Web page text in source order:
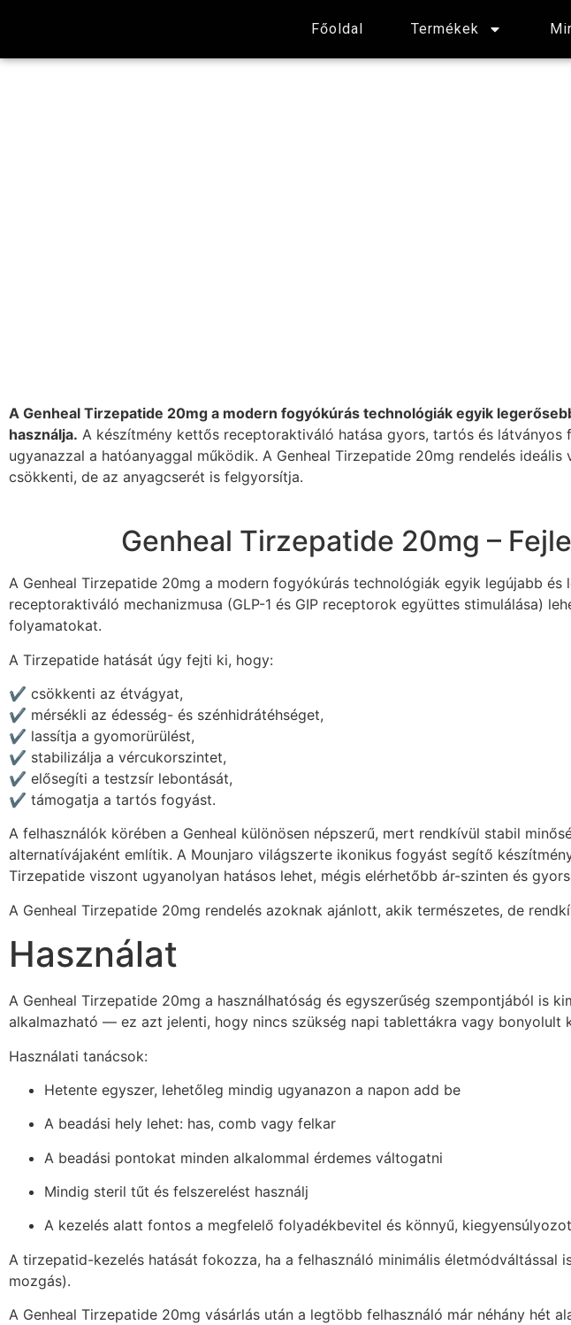
Főoldal Termékek
A Genheal Tirzepatide 20mg a modern fogyókúrás technológiák egyik
használja. A készítmény kettős receptoraktiváló hatása gyors, tartós és
ugyanazzal a hatóanyaggal működik. A Genheal Tirzepatide 20mg rendelés
csökkenti, de az anyagcserét is felgyorsítja.
Genheal Tirzepatide 20mg –
A Genheal Tirzepatide 20mg a modern fogyókúrás technológiák egyik legújabb
receptoraktiváló mechanizmusa (GLP-1 és GIP receptorok együttes stimulálása)
folyamatokat.
A Tirzepatide hatását úgy fejti ki, hogy:
✔️ csökkenti az étvágyat,
✔️ mérsékli az édesség- és szénhidrátéhséget,
✔️ lassítja a gyomorürülést,
✔️ stabilizálja a vércukorszintet,
✔️ elősegíti a testzsír lebontását,
✔️ támogatja a tartós fogyást.
A felhasználók körében a Genheal különösen népszerű, mert rendkívül stabil
alternatívájaként említik. A Mounjaro világszerte ikonikus fogyást segítő
Tirzepatide viszont ugyanolyan hatásos lehet, mégis elérhetőbb ár-szinten és
A Genheal Tirzepatide 20mg rendelés azoknak ajánlott, akik természetes, de
Használat
A Genheal Tirzepatide 20mg a használhatóság és egyszerűség szempontjából is
alkalmazható — ez azt jelenti, hogy nincs szükség napi tablettákra vagy bonyolult
Használati tanácsok:
Hetente egyszer, lehetőleg mindig ugyanazon a napon add be
A beadási hely lehet: has, comb vagy felkar
A beadási pontokat minden alkalommal érdemes váltogatni
Mindig steril tűt és felszerelést használj
A kezelés alatt fontos a megfelelő folyadékbevitel és könnyű,
A tirzepatid-kezelés hatását fokozza, ha a felhasználó minimális
mozgás).
A Genheal Tirzepatide 20mg vásárlás után a legtöbb felhasználó már néhány hét